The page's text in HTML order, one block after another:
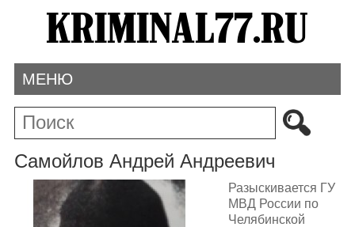
МЕНЮ
Самойлов Андрей Андреевич
Разыскивается ГУ
МВД России по
Челябинской